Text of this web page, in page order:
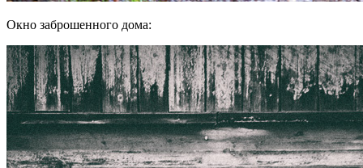
Окно заброшенного дома: